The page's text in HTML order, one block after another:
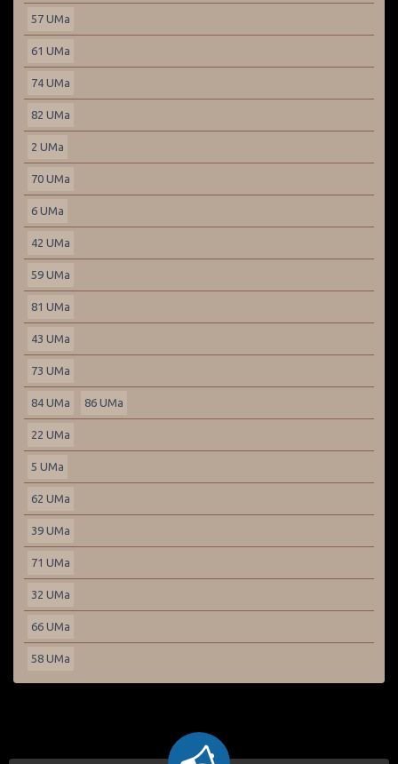
57 UMa
61 UMa
74 UMa
82 UMa
2 UMa
70 UMa
6 UMa
42 UMa
59 UMa
81 UMa
43 UMa
73 UMa
84 UMa 86 UMa
22 UMa
5 UMa
62 UMa
39 UMa
71 UMa
32 UMa
66 UMa
58 UMa